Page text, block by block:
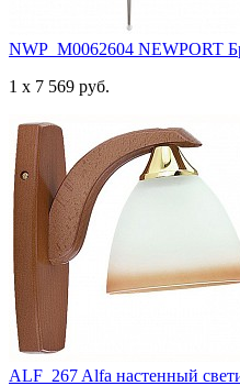
NWP_M0062604 NEWPORT
1 x 7 569 руб.
ALF_267 Alfa настенный